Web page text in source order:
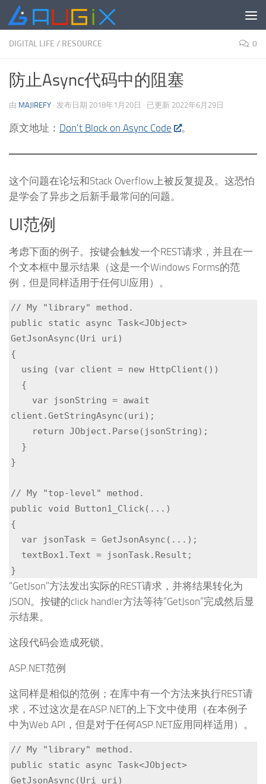
跳至内容
DIGITAL LIFE / RESOURCE 0
防止Async代码中的阻塞
由 MAJIREFY · 发布日期 2018年1月20日 · 已更新 2022年6月29日
原文地址： Don’t Block on Async Code 。
这个问题在论坛和Stack Overflow上被反复提及。这恐怕
是学会了异步之后新手最常问的问题。
UI范例
考虑下面的例子。按键会触发一个REST请求，并且在一
个文本框中显示结果（这是一个Windows Forms的范
例，但是同样适用于任何UI应用）。
// My "library" method.
public static async Task<JObject>
GetJsonAsync(Uri uri)
{
client.GetStringAsync(uri);
}
// My "top-level" method.
public void Button1_Click(...)
{
}
“GetJson”方法发出实际的REST请求，并将结果转化为
JSON。按键的click handler方法等待“GetJson”完成然后显
示结果。
这段代码会造成死锁。
ASP.NET范例
这同样是相似的范例；在库中有一个方法来执行REST请
求，不过这次是在ASP.NET的上下文中使用（在本例子
中为Web API，但是对于任何ASP.NET应用同样适用）。
// My "library" method.
public static async Task<JObject>
GetJsonAsync(Uri uri)